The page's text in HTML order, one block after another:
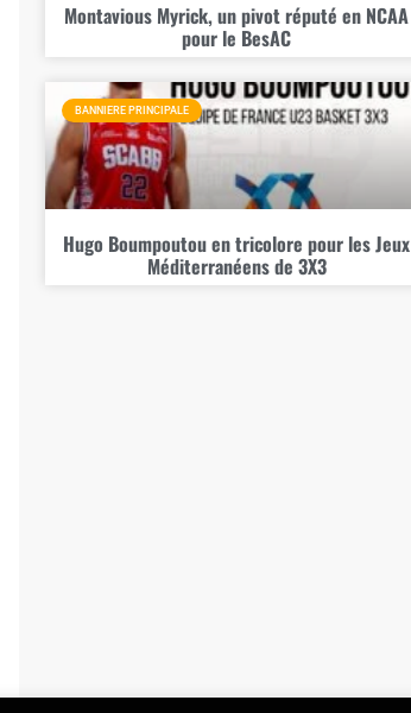
Montavious Myrick, un pivot réputé en NCAA
pour le BesAC
BANNIERE PRINCIPALE
Hugo Boumpoutou en tricolore pour les Jeux
Méditerranéens de 3X3